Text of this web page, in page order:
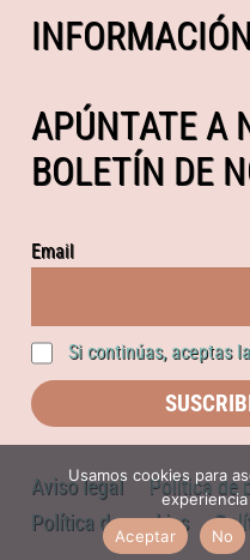
APÚNTATE A
BOLETÍN DE
Email
Si continúas, aceptas
Aviso legal
Política de
Política de cookies
Usamos cookies para
Aceptar
No